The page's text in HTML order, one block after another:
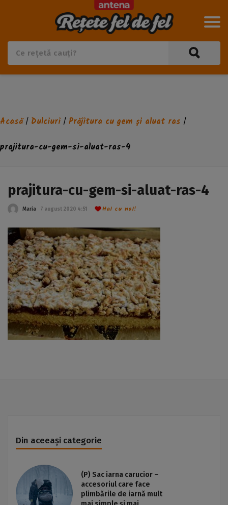
Acasă/ Dulciuri / Prăjitura cu gem și aluat ras /
prajitura-cu-gem-si-aluat-ras-4
prajitura-cu-gem-si-aluat-ras-4
Maria 7 august 2020 4:51 Hai cu noi!
Din aceeași categorie
(P) Sac iarna carucior –
accesoriul care face
plimbările de iarnă mult